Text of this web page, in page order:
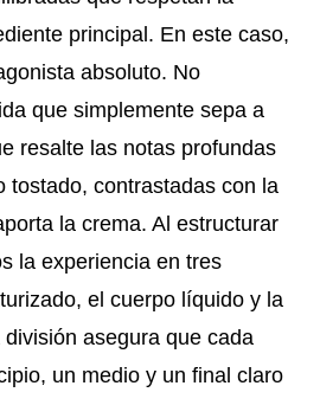
principal. En este caso,
absoluto. No
que simplemente sepa a
resalte las notas profundas
tostado, contrastadas con la
la crema. Al estructurar
la experiencia en tres
el cuerpo líquido y la
asegura que cada
un medio y un final claro